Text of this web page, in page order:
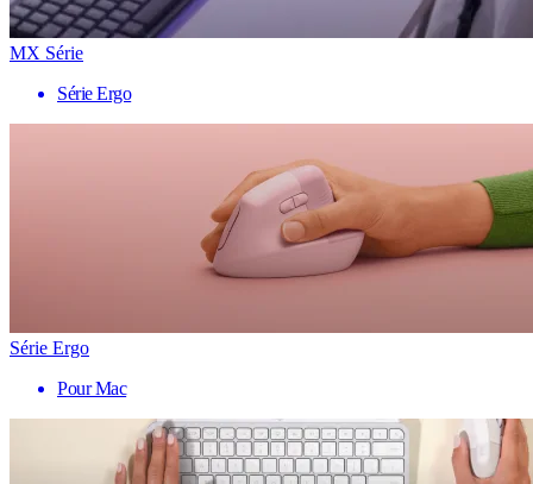
MX Série
Série Ergo
Série Ergo
Pour Mac